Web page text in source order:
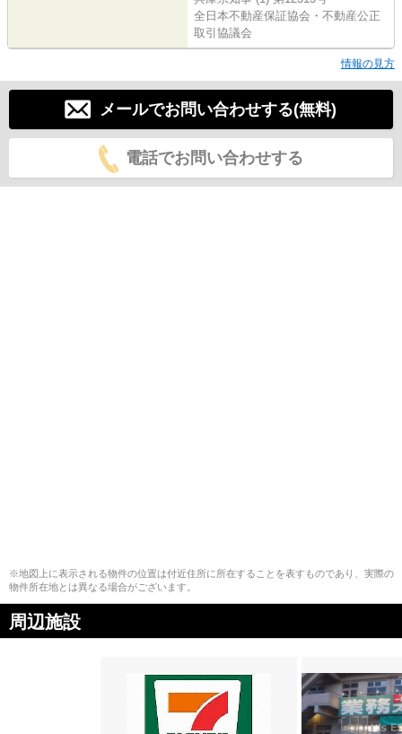
全日本不動産保証協会・不動産公正
取引協議会
情報の見方
メールでお問い合わせする(無料)
電話でお問い合わせする
※地図上に表示される物件の位置は付近住所に所在することを表すものであり、実際の
物件所在地とは異なる場合がございます。
周辺施設